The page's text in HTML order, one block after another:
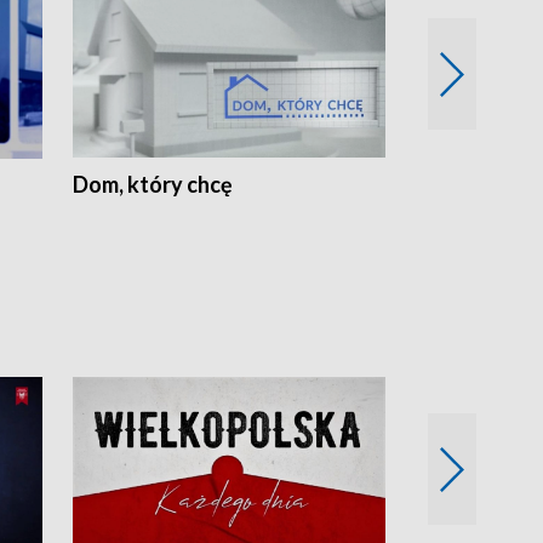
Dom, który chcę